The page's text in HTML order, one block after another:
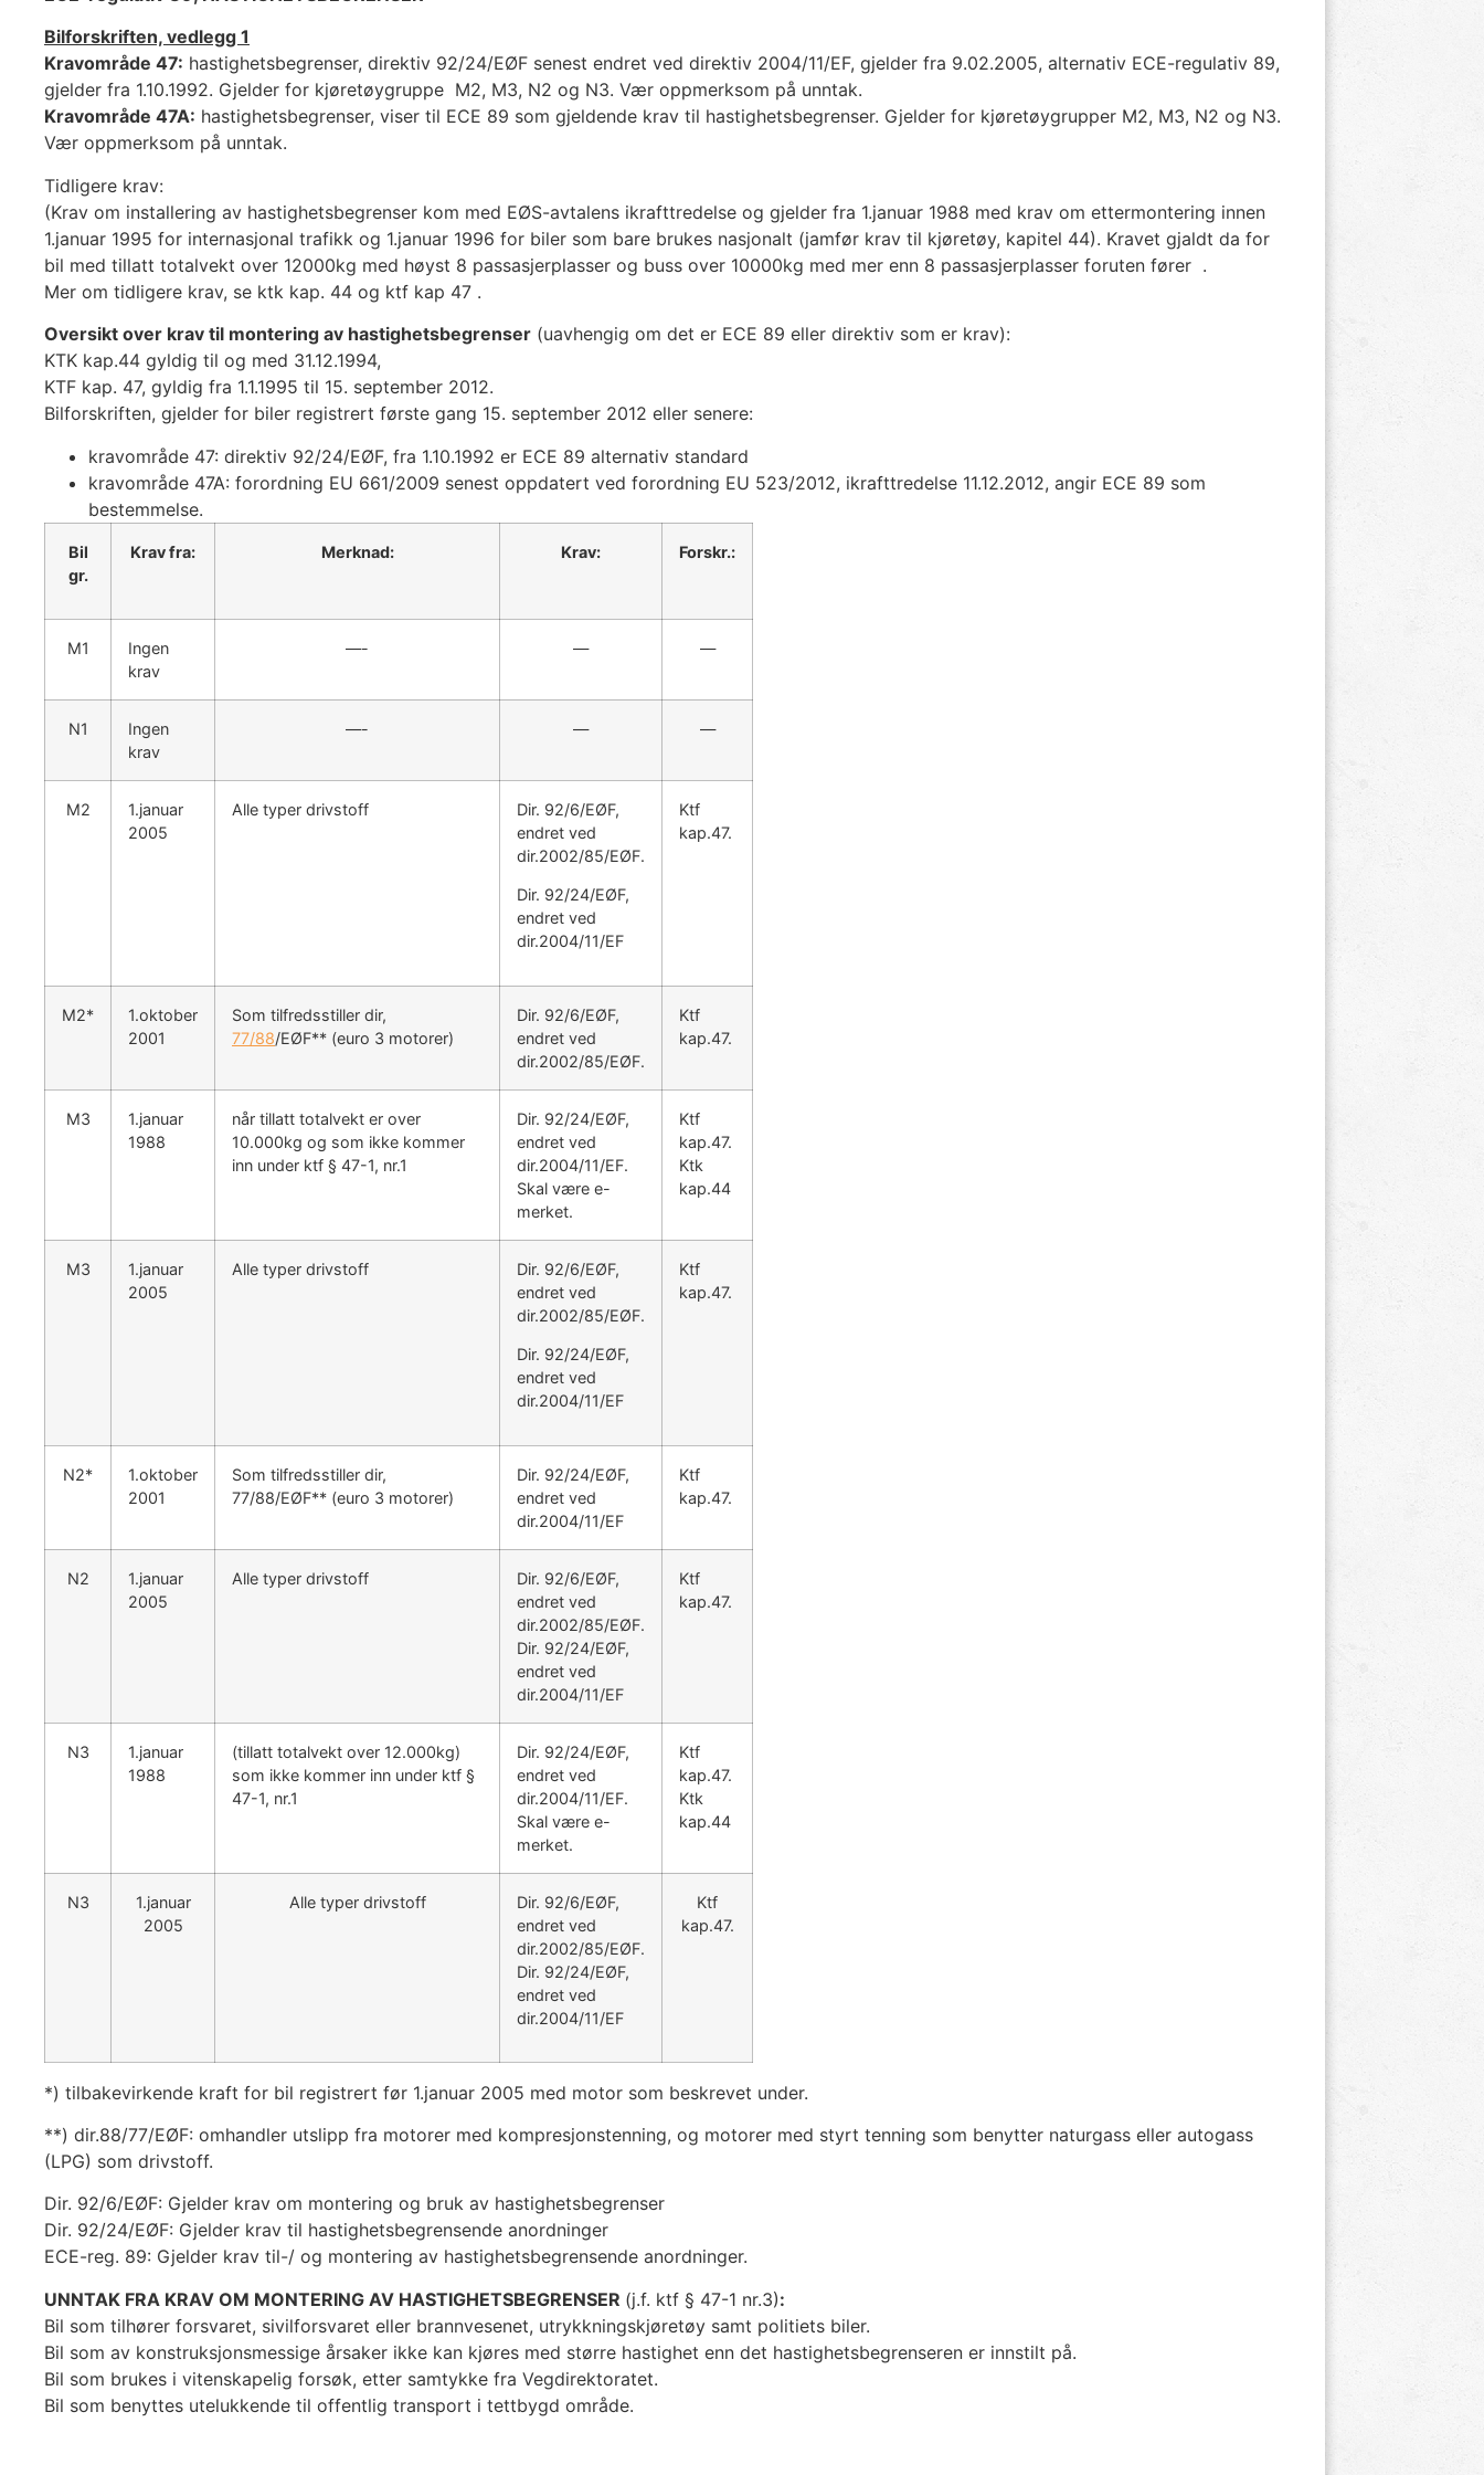
Bilforskriften, vedlegg 1
Kravområde 47: hastighetsbegrenser, direktiv 92/24/EØF senest endret ved direktiv 2004/11/EF, gjelder fra 9.02.2005, alternativ ECE-regulativ 89,
gjelder fra 1.10.1992. Gjelder for kjøretøygruppe M2, M3, N2 og N3. Vær oppmerksom på unntak.
Kravområde 47A: hastighetsbegrenser, viser til ECE 89 som gjeldende krav til hastighetsbegrenser. Gjelder for kjøretøygrupper M2, M3, N2 og N3.
Vær oppmerksom på unntak.
Tidligere krav:
(Krav om installering av hastighetsbegrenser kom med EØS-avtalens ikrafttredelse og gjelder fra 1.januar 1988 med krav om ettermontering innen
1.januar 1995 for internasjonal trafikk og 1.januar 1996 for biler som bare brukes nasjonalt (jamfør krav til kjøretøy, kapitel 44). Kravet gjaldt da for
bil med tillatt totalvekt over 12000kg med høyst 8 passasjerplasser og buss over 10000kg med mer enn 8 passasjerplasser foruten fører .
Mer om tidligere krav, se ktk kap. 44 og ktf kap 47 .
Oversikt over krav til montering av hastighetsbegrenser (uavhengig om det er ECE 89 eller direktiv som er krav):
KTK kap.44 gyldig til og med 31.12.1994,
KTF kap. 47, gyldig fra 1.1.1995 til 15. september 2012.
Bilforskriften, gjelder for biler registrert første gang 15. september 2012 eller senere:
kravområde 47: direktiv 92/24/EØF, fra 1.10.1992 er ECE 89 alternativ standard
kravområde 47A: forordning EU 661/2009 senest oppdatert ved forordning EU 523/2012, ikrafttredelse 11.12.2012, angir ECE 89 som
bestemmelse.
Bil
gr.
Krav fra: Merknad: Krav: Forskr.:
M1
Ingen
krav
—- — —
N1
Ingen
krav
—- — —
M2
1.januar
2005
Alle typer drivstoff
Dir. 92/6/EØF,
endret ved
dir.2002/85/EØF.
Dir. 92/24/EØF,
endret ved
dir.2004/11/EF
Ktf
kap.47.
M2*
1.oktober
2001
Som tilfredsstiller dir,
77/88/EØF** (euro 3 motorer)
Dir. 92/6/EØF,
endret ved
dir.2002/85/EØF.
Ktf
kap.47.
M3
1.januar
1988
når tillatt totalvekt er over
10.000kg og som ikke kommer
inn under ktf § 47-1, nr.1
Dir. 92/24/EØF,
endret ved
dir.2004/11/EF.
Skal være e-
merket.
Ktf
kap.47.
Ktk
kap.44
M3
1.januar
2005
Alle typer drivstoff
Dir. 92/6/EØF,
endret ved
dir.2002/85/EØF.
Dir. 92/24/EØF,
endret ved
dir.2004/11/EF
Ktf
kap.47.
N2*
1.oktober
2001
Som tilfredsstiller dir,
77/88/EØF** (euro 3 motorer)
Dir. 92/24/EØF,
endret ved
dir.2004/11/EF
Ktf
kap.47.
N2
1.januar
2005
Alle typer drivstoff
Dir. 92/6/EØF,
endret ved
dir.2002/85/EØF.
Dir. 92/24/EØF,
endret ved
dir.2004/11/EF
Ktf
kap.47.
N3
1.januar
1988
(tillatt totalvekt over 12.000kg)
som ikke kommer inn under ktf §
47-1, nr.1
Dir. 92/24/EØF,
endret ved
dir.2004/11/EF.
Skal være e-
merket.
Ktf
kap.47.
Ktk
kap.44
N3
1.januar
2005
Alle typer drivstoff
Dir. 92/6/EØF,
endret ved
dir.2002/85/EØF.
Dir. 92/24/EØF,
endret ved
dir.2004/11/EF
Ktf
kap.47.
*) tilbakevirkende kraft for bil registrert før 1.januar 2005 med motor som beskrevet under.
**) dir.88/77/EØF: omhandler utslipp fra motorer med kompresjonstenning, og motorer med styrt tenning som benytter naturgass eller autogass
(LPG) som drivstoff.
Dir. 92/6/EØF: Gjelder krav om montering og bruk av hastighetsbegrenser
Dir. 92/24/EØF: Gjelder krav til hastighetsbegrensende anordninger
ECE-reg. 89: Gjelder krav til-/ og montering av hastighetsbegrensende anordninger.
UNNTAK FRA KRAV OM MONTERING AV HASTIGHETSBEGRENSER (j.f. ktf § 47-1 nr.3):
Bil som tilhører forsvaret, sivilforsvaret eller brannvesenet, utrykkningskjøretøy samt politiets biler.
Bil som av konstruksjonsmessige årsaker ikke kan kjøres med større hastighet enn det hastighetsbegrenseren er innstilt på.
Bil som brukes i vitenskapelig forsøk, etter samtykke fra Vegdirektoratet.
Bil som benyttes utelukkende til offentlig transport i tettbygd område.